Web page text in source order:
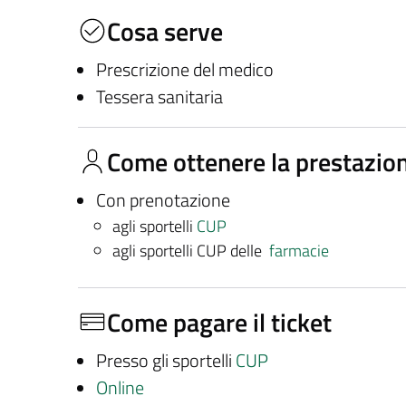
Cosa serve
Prescrizione del medico
Tessera sanitaria
Come ottenere la
Con prenotazione
agli sportelli CUP
agli sportelli CUP delle farmacie
Come pagare il ticket
Presso gli sportelli CUP
Online